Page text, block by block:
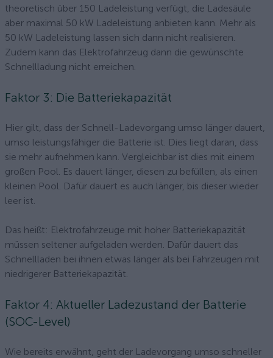
theoretisch über 150 Ladeleistung verfügt, die Ladesäule
aber maximal 50 kW Ladeleistung anbieten kann. Mehr als
50 kW Ladeleistung lassen sich dann nicht realisieren.
Zudem kann das Elektrofahrzeug dann die gewünschte
Schnellladung nicht erreichen.
Faktor 3: Die Batteriekapazität
Hier gilt, dass der Schnell-Ladevorgang umso länger dauert,
umso leistungsfähiger die Batterie ist. Dies liegt daran, dass
sie mehr aufnehmen kann. Vergleichbar ist dies mit einem
großen Pool. Es dauert länger, diesen zu befüllen, als einen
kleinen Pool. Dafür dauert es auch länger, bis dieser wieder
leer ist.
Das heißt: Elektrofahrzeuge mit hoher Batteriekapazität
müssen seltener aufgeladen werden. Dafür dauert das
Schnellladen bei ihnen etwas länger als bei Fahrzeugen mit
niedrigerer Batteriekapazität.
Faktor 4: Aktueller Ladezustand der Batterie
(SOC-Level)
Wie bereits erwähnt, geht der Ladevorgang umso schneller